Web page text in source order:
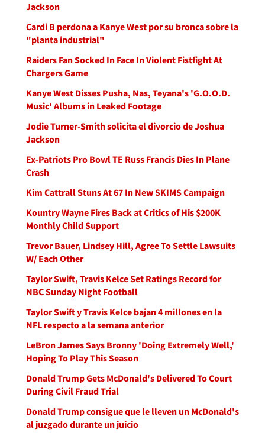
Jackson
Cardi B perdona a Kanye West por su bronca sobre la
"planta industrial"
Raiders Fan Socked In Face In Violent Fistfight At
Chargers Game
Kanye West Disses Pusha, Nas, Teyana's 'G.O.O.D.
Music' Albums in Leaked Footage
Jodie Turner-Smith solicita el divorcio de Joshua
Jackson
Ex-Patriots Pro Bowl TE Russ Francis Dies In Plane
Crash
Kim Cattrall Stuns At 67 In New SKIMS Campaign
Kountry Wayne Fires Back at Critics of His $200K
Monthly Child Support
Trevor Bauer, Lindsey Hill, Agree To Settle Lawsuits
W/ Each Other
Taylor Swift, Travis Kelce Set Ratings Record for
NBC Sunday Night Football
Taylor Swift y Travis Kelce bajan 4 millones en la
NFL respecto a la semana anterior
LeBron James Says Bronny 'Doing Extremely Well,'
Hoping To Play This Season
Donald Trump Gets McDonald's Delivered To Court
During Civil Fraud Trial
Donald Trump consigue que le lleven un McDonald's
al juzgado durante un juicio